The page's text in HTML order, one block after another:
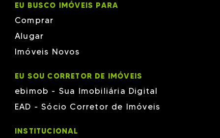
EU BUSCO IMÓVEIS PARA
Comprar
Alugar
Imóveis Novos
EU SOU CORRETOR DE IMÓVEIS
ebimob - Sua Imobiliária Digital
EAD - Sócio Corretor de Imóveis
INSTITUCIONAL